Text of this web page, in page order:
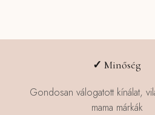
✓Minőség
Gondosan válogatott kínálat,
mama márkák